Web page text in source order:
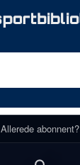
Allerede abonnent?